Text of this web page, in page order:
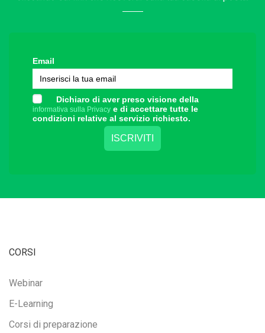
Email
Dichiaro di aver preso visione della
informativa sulla Privacy e di accettare tutte le
condizioni relative al servizio richiesto.
CORSI
Webinar
E-Learning
Corsi di preparazione